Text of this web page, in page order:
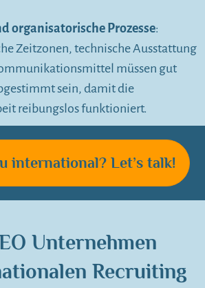
organisatorische Prozesse:
Zeitzonen, technische Ausstattung
müssen gut
sein, damit die
reibungslos funktioniert.
international? Let’s talk!
Unternehmen
Recruiting